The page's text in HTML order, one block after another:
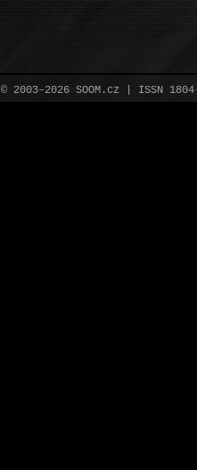
© 2003–2026 SOOM.cz | ISSN